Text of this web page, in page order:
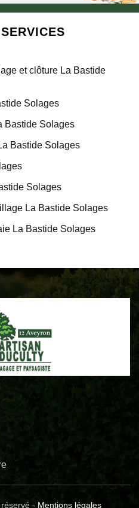
et clôture La Bastide
Solages
Bastide Solages
Bastide Solages
Solages
La Bastide Solages
La Bastide Solages
- Mentions légales